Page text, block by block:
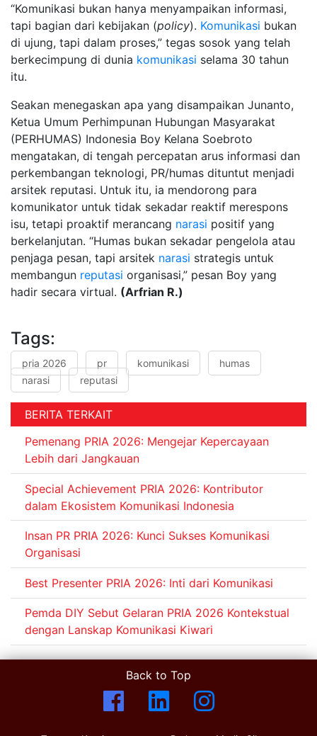
“Komunikasi bukan hanya menyampaikan informasi,
tapi bagian dari kebijakan (policy). Komunikasi bukan
di ujung, tapi dalam proses,” tegas sosok yang telah
berkecimpung di dunia komunikasi selama 30 tahun
itu.
Seakan menegaskan apa yang disampaikan Junanto,
Ketua Umum Perhimpunan Hubungan Masyarakat
(PERHUMAS) Indonesia Boy Kelana Soebroto
mengatakan, di tengah percepatan arus informasi dan
perkembangan teknologi, PR/humas dituntut menjadi
arsitek reputasi. Untuk itu, ia mendorong para
komunikator untuk tidak sekadar reaktif merespons
isu, tetapi proaktif merancang narasi positif yang
berkelanjutan. “Humas bukan sekadar pengelola atau
penjaga pesan, tapi arsitek narasi strategis untuk
membangun reputasi organisasi,” pesan Boy yang
hadir secara virtual. (Arfrian R.)
Tags:
pria 2026 pr komunikasi
humas
narasi
reputasi
BERITA TERKAIT
Pemenang PRIA 2026: Mengejar Kepercayaan
Lebih dari Jangkauan
Special Achievement PRIA 2026: Kontributor
dalam Ekosistem Komunikasi Indonesia
Insan PR PRIA 2026: Kunci Sukses Komunikasi
Organisasi
Best Presenter PRIA 2026: Inti dari Komunikasi
Pemda DIY Sebut Gelaran PRIA 2026 Kontekstual
dengan Lanskap Komunikasi Kiwari
Back to Top